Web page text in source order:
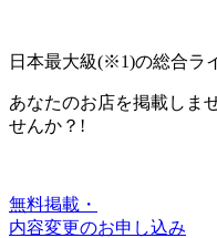
日本最大級(※1)の総合ラ
あなたのお店を掲載しま
せんか？!
無料掲載・
内容変更のお申し込み